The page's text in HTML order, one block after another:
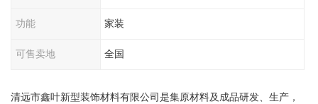
功能 家装
可售卖地 全国
清远市鑫叶新型装饰材料有限公司是集原材料及成品研发、生产，